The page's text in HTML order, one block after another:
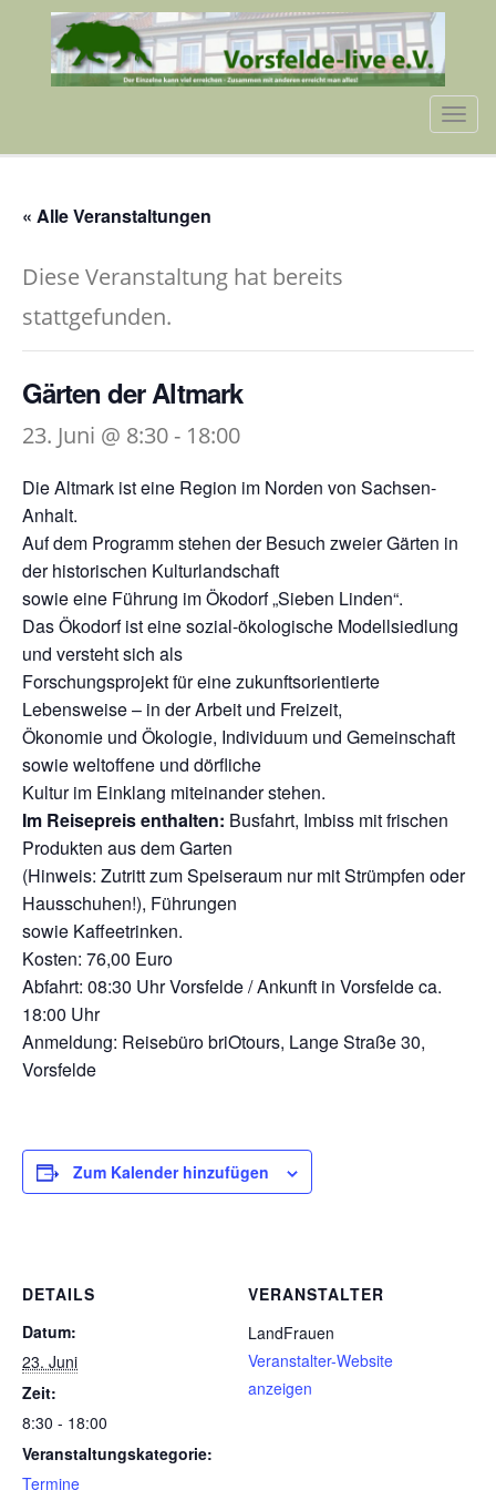
« Alle Veranstaltungen
Diese Veranstaltung hat bereits
stattgefunden.
Gärten der Altmark
23. Juni @ 8:30- 18:00
Die Altmark ist eine Region im Norden von Sachsen-
Anhalt.
Auf dem Programm stehen der Besuch zweier Gärten in
der historischen Kulturlandschaft
sowie eine Führung im Ökodorf „Sieben Linden“.
Das Ökodorf ist eine sozial-ökologische Modellsiedlung
und versteht sich als
Forschungsprojekt für eine zukunftsorientierte
Lebensweise – in der Arbeit und Freizeit,
Ökonomie und Ökologie, Individuum und Gemeinschaft
sowie weltoffene und dörfliche
Kultur im Einklang miteinander stehen.
Im Reisepreis enthalten: Busfahrt, Imbiss mit frischen
Produkten aus dem Garten
(Hinweis: Zutritt zum Speiseraum nur mit Strümpfen oder
Hausschuhen!), Führungen
sowie Kaffeetrinken.
Kosten: 76,00 Euro
Abfahrt: 08:30 Uhr Vorsfelde / Ankunft in Vorsfelde ca.
18:00 Uhr
Anmeldung: Reisebüro briOtours, Lange Straße 30,
Vorsfelde
Zum Kalender hinzufügen
DETAILS
Datum:
23. Juni
Zeit:
8:30 - 18:00
Veranstaltungskategorie:
Termine
VERANSTALTER
LandFrauen
Veranstalter-Website
anzeigen